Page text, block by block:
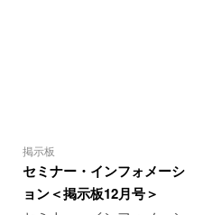
掲示板
セミナー・インフォメーシ
ョン＜掲示板12月号＞